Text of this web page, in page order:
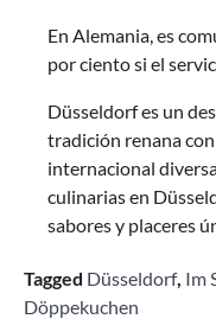
En Alemania, es
por ciento si el
Düsseldorf es un
tradición renana
internacional
culinarias en
sabores y placeres
Tagged Düsseldorf, Im
Döppekuchen